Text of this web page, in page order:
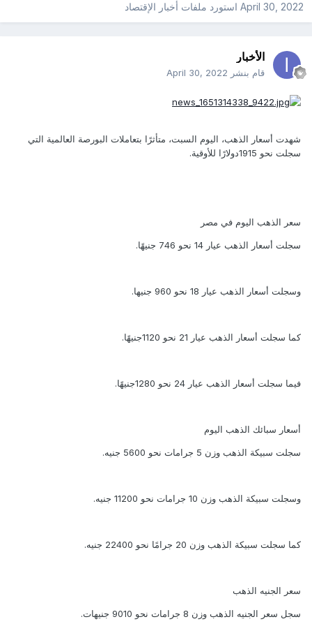
April 30, 2022استورد ملفات أخبار الإقتصاد
الأخبار
قام بنشر April 30, 2022
شهدت أسعار الذهب، اليوم السبت، متأثرًا بتعاملات البورصة العالمية التي
سجلت نحو 1915دولارًا للأوقية.
سعر الذهب اليوم في مصر
سجلت أسعار الذهب عيار 14 نحو 746 جنيهًا.
وسجلت أسعار الذهب عيار 18 نحو 960 جنيها.
كما سجلت أسعار الذهب عيار 21 نحو 1120جنيهًا.
فيما سجلت أسعار الذهب عيار 24 نحو 1280جنيهًا.
أسعار سبائك الذهب اليوم
سجلت سبيكة الذهب وزن 5 جرامات نحو 5600 جنيه.
وسجلت سبيكة الذهب وزن 10 جرامات نحو 11200 جنيه.
كما سجلت سبيكة الذهب وزن 20 جرامًا نحو 22400 جنيه.
سعر الجنيه الذهب
سجل سعر الجنيه الذهب وزن 8 جرامات نحو 9010 جنيهات.